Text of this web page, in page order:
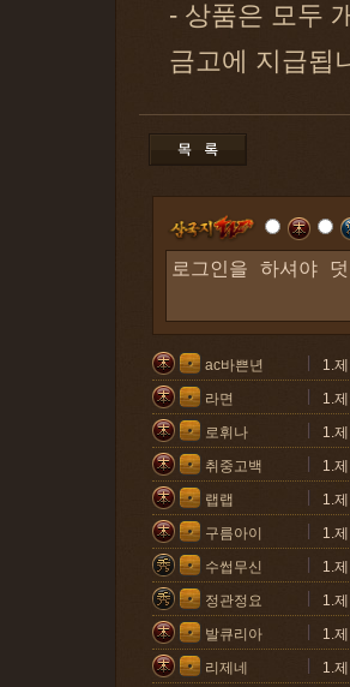
- 상품은 모두
금고에 지급됩
ac바쁜년
1.
라면
1.
로휘나
1.
취중고백
1.
랩랩
1.
구름아이
1.
수썹무신
1.
정관정요
1.
발큐리아
1.
리제네
1.